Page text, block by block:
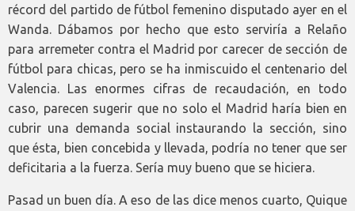
récord del partido de fútbol femenino disputado ayer en el
Wanda. Dábamos por hecho que esto serviría a Relaño
para arremeter contra el Madrid por carecer de sección de
fútbol para chicas, pero se ha inmiscuido el centenario del
Valencia. Las enormes cifras de recaudación, en todo
caso, parecen sugerir que no solo el Madrid haría bien en
cubrir una demanda social instaurando la sección, sino
que ésta, bien concebida y llevada, podría no tener que ser
deficitaria a la fuerza. Sería muy bueno que se hiciera.
Pasad un buen día. A eso de las dice menos cuarto, Quique